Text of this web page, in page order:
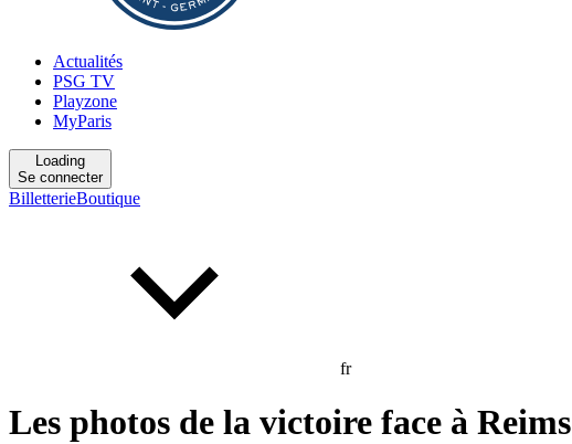
Actualités
PSG TV
Playzone
MyParis
Loading
Se connecter
BilletterieBoutique
fr
Les photos de la victoire face à Reims